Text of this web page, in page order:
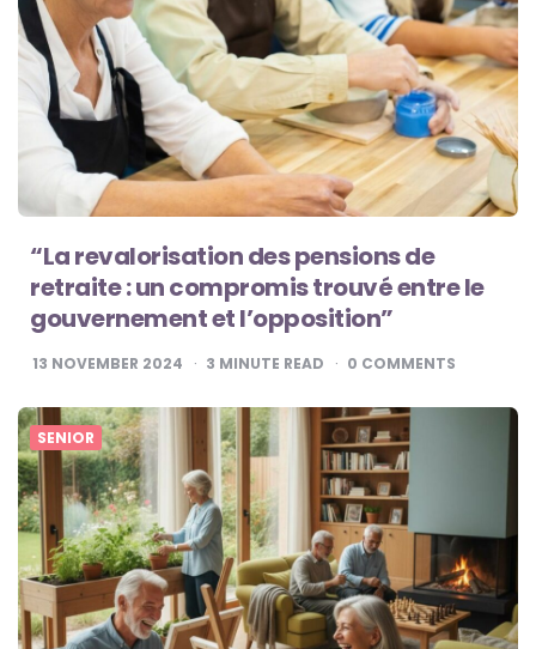
“La revalorisation des pensions de
retraite : un compromis trouvé entre le
gouvernement et l’opposition”
13 NOVEMBER 2024 3 MINUTE READ 0 COMMENTS
SENIOR